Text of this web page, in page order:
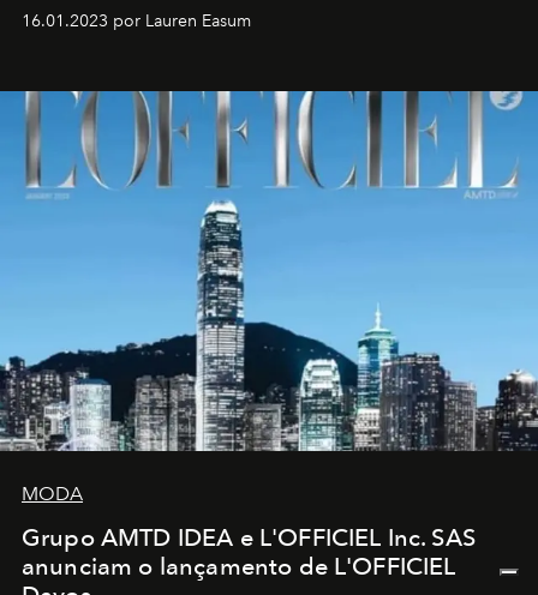
16.01.2023 por Lauren Easum
MODA
Grupo AMTD IDEA e L'OFFICIEL Inc. SAS
anunciam o lançamento de L'OFFICIEL